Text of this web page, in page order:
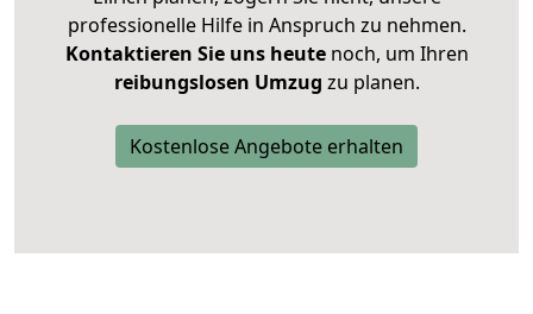
professionelle Hilfe in Anspruch zu nehmen.
Kontaktieren Sie uns heutenoch, um Ihren
reibungslosen Umzug zu planen.
Kostenlose Angebote erhalten